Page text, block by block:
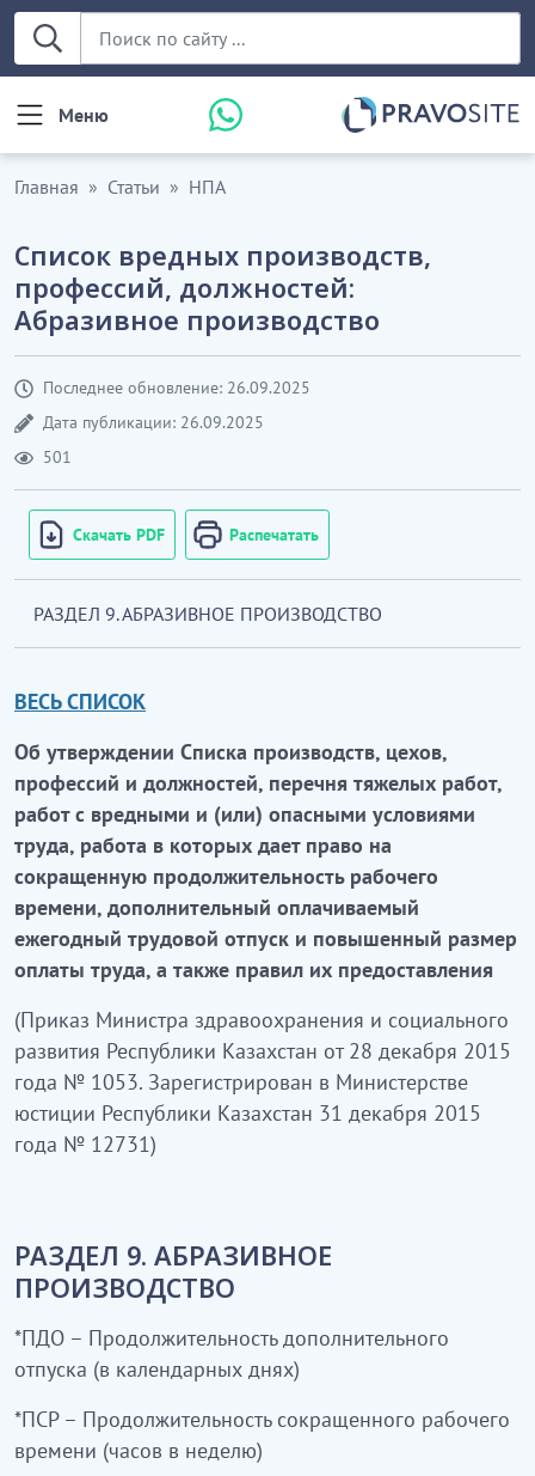
Меню
Главная Статьи НПА
Список вредных производств,
профессий, должностей:
Абразивное производство
Последнее обновление: 26.09.2025
Дата публикации: 26.09.2025
501
Скачать PDF Распечатать
РАЗДЕЛ 9. АБРАЗИВНОЕ ПРОИЗВОДСТВО
ВЕСЬ СПИСОК
Об утверждении Списка производств, цехов,
профессий и должностей, перечня тяжелых работ,
работ с вредными и (или) опасными условиями
труда, работа в которых дает право на
сокращенную продолжительность рабочего
времени, дополнительный оплачиваемый
ежегодный трудовой отпуск и повышенный размер
оплаты труда, а также правил их предоставления
(Приказ Министра здравоохранения и социального
развития Республики Казахстан от 28 декабря 2015
года № 1053. Зарегистрирован в Министерстве
юстиции Республики Казахстан 31 декабря 2015
года № 12731)
РАЗДЕЛ 9. АБРАЗИВНОЕ
ПРОИЗВОДСТВО
*ПДО – Продолжительность дополнительного
отпуска (в календарных днях)
*ПСР – Продолжительность сокращенного рабочего
времени (часов в неделю)